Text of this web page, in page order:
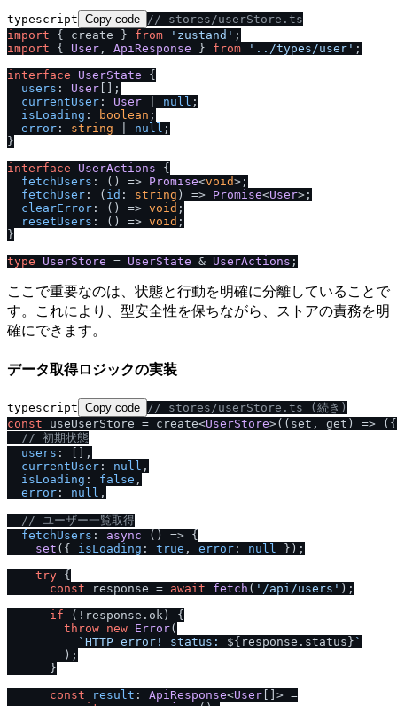
typescript Copy code // stores/userStore.ts
import { create } from 'zustand'
import { User , ApiResponse } from '.. /types/user' ;
interface
UserState {
users : User [];
currentUser : User null ;
isLoading : boolean ;
error : string null ;
}
interface
UserActions {
fetchUsers : () => Promise<void>;
fetchUser : ( id : string ) => Promise<User>;
clearError : () => void ;
resetUsers : () => void ;
}
type
UserStore = UserState & UserActions
ここで重要なのは、状態と行動を明確に分離していることで
す。これにより、型安全性を保ちながら、ストアの責務を明
確にできます。
データ取得ロジックの実装
typescript Copy code / / stores /userStore.ts (続き)
const useUserStore = create<UserStore>( ( set, get ) => ({
/ / 初期状態
users : [],
currentUser : null ,
isLoading : false ,
error : null ,
/ / ユーザー一覧取得
fetchUsers : async () => {
set ({ isLoading : true , error : null
});
try {
const response = await fetch ( ' /api /users' );
if (!response. ok ) {
throw new Error(
`HTTP error! status: ${response.status} `
        );
      }
const
result : ApiResponse<User []> =